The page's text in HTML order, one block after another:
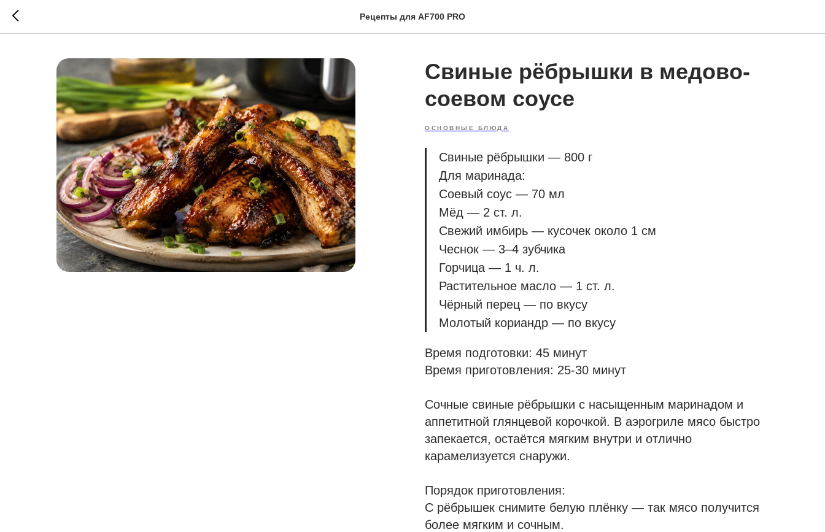
Рецепты для AF700 PRO
Свиные рёбрышки в медово-
соевом соусе
ОСНОВНЫЕ БЛЮДА
Свиные рёбрышки — 800 г
Для маринада:
Соевый соус — 70 мл
Мёд — 2 ст. л.
Свежий имбирь — кусочек около 1 см
Чеснок — 3–4 зубчика
Горчица — 1 ч. л.
Растительное масло — 1 ст. л.
Чёрный перец — по вкусу
Молотый кориандр — по вкусу
Время подготовки: 45 минут
Время приготовления: 25-30 минут
Сочные свиные рёбрышки с насыщенным маринадом и
аппетитной глянцевой корочкой. В аэрогриле мясо быстро
запекается, остаётся мягким внутри и отлично
карамелизуется снаружи.
Порядок приготовления:
С рёбрышек снимите белую плёнку — так мясо получится
более мягким и сочным.